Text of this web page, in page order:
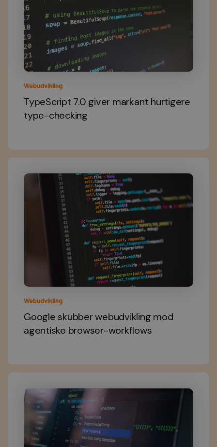
Webudvikling
TypeScript 7.0 giver markant hurtigere
type-checking
Webudvikling
Google skubber webudvikling mod
agentiske browser-workflows